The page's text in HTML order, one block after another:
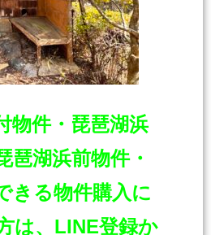
物件・琵琶湖浜
琶湖浜前物件・
きる物件購入に
は、LINE登録か